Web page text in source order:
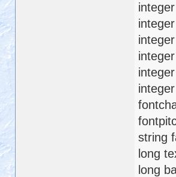
string
long
long